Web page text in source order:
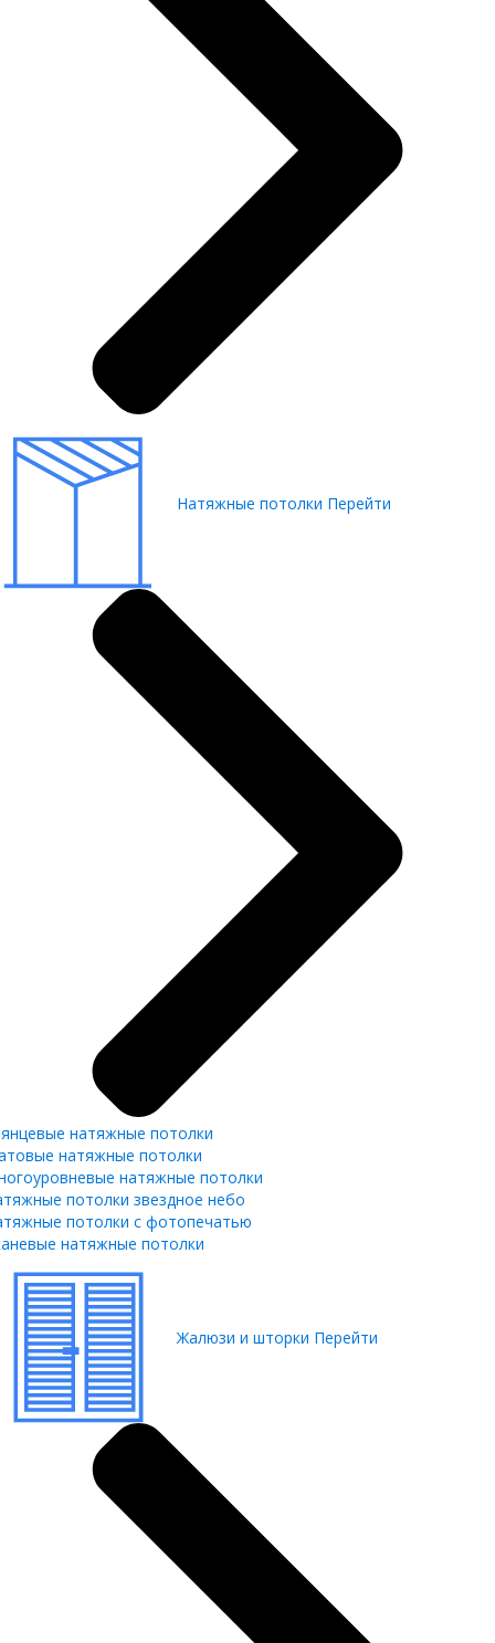
Натяжные потолки Перейти
натяжные потолки
натяжные потолки
натяжные потолки
потолки звездное небо
потолки с фотопечатью
натяжные потолки
Жалюзи и шторки Перейти